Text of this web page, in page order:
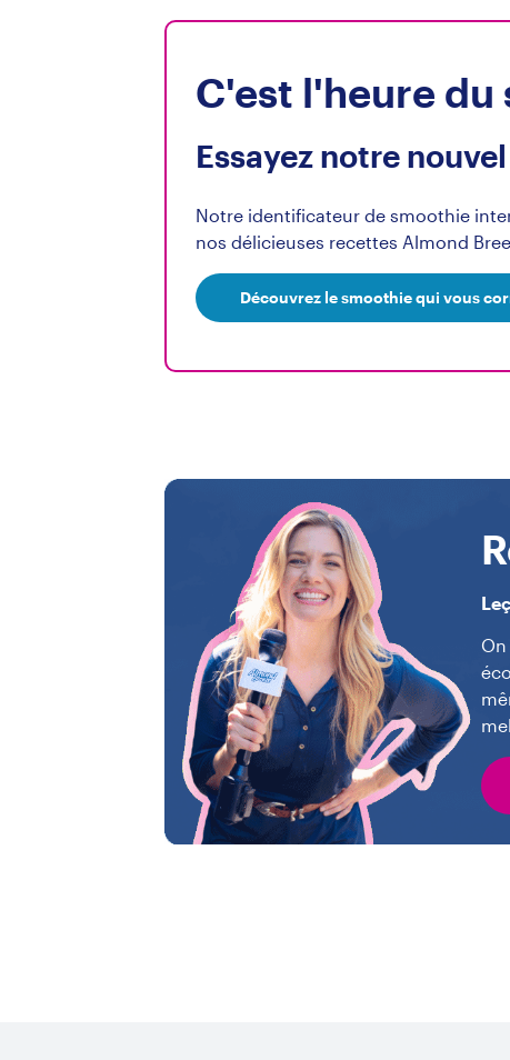
C'est l'heure du
Essayez notre
Notre identificateur de smoothie
nos délicieuses recettes Almond
Découvrez le smoothie qui vous